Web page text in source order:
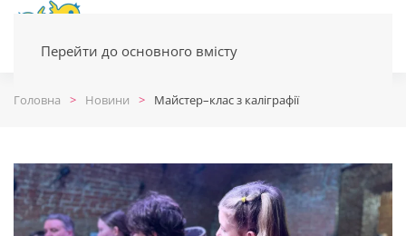
Перейти до основного вмісту
Головна Новини Майстер–клас з каліграфії